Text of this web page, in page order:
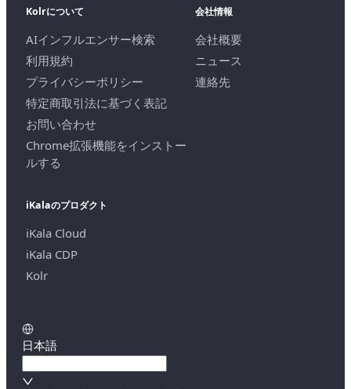
Kolrについて
AIインフルエンサー検索
利用規約
プライバシーポリシー
特定商取引法に基づく表記
お問い合わせ
Chrome拡張機能をインストー
ルする
会社情報
会社概要
ニュース
連絡先
iKalaのプロダクト
iKala Cloud
iKala CDP
Kolr
日本語